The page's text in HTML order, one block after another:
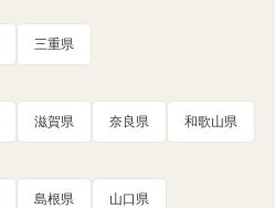
三重県
滋賀県 奈良県 和歌山県
島根県 山口県